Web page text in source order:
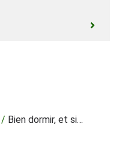
/ Bien dormir, et si…